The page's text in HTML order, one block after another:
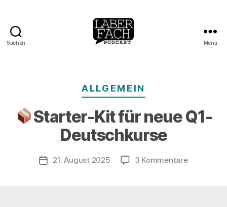
Suchen Menü
Kategorien
ALLGEMEIN
Starter-Kit für neue Q1-
Deutschkurse
Veröffentlichungsdatum
21. August 2025 3 Kommentarezu